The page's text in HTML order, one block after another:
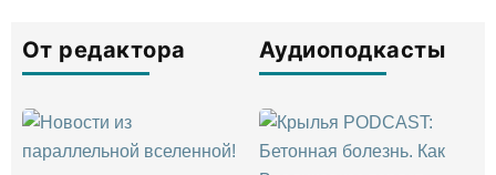
От редактора Аудиоподкасты